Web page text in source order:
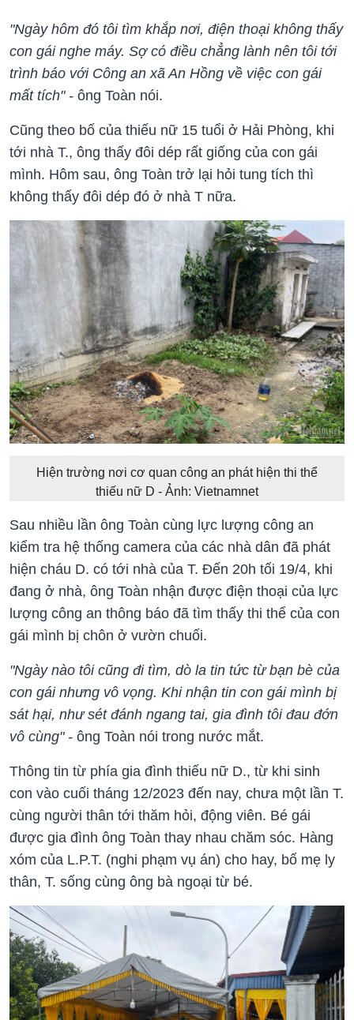
"Ngày hôm đó tôi tìm khắp nơi, điện thoại không thấy
con gái nghe máy. Sợ có điều chẳng lành nên tôi tới
trình báo với Công an xã An Hồng về việc con gái
mất tích" - ông Toàn nói.
Cũng theo bố của thiếu nữ 15 tuổi ở Hải Phòng, khi
tới nhà T., ông thấy đôi dép rất giống của con gái
mình. Hôm sau, ông Toàn trở lại hỏi tung tích thì
không thấy đôi dép đó ở nhà T nữa.
Hiện trường nơi cơ quan công an phát hiện thi thể
thiếu nữ D - Ảnh: Vietnamnet
Sau nhiều lần ông Toàn cùng lực lượng công an
kiểm tra hệ thống camera của các nhà dân đã phát
hiện cháu D. có tới nhà của T. Đến 20h tối 19/4, khi
đang ở nhà, ông Toàn nhận được điện thoại của lực
lượng công an thông báo đã tìm thấy thi thể của con
gái mình bị chôn ở vườn chuối.
"Ngày nào tôi cũng đi tìm, dò la tin tức từ bạn bè của
con gái nhưng vô vọng. Khi nhận tin con gái mình bị
sát hại, như sét đánh ngang tai, gia đình tôi đau đớn
vô cùng" - ông Toàn nói trong nước mắt.
Thông tin từ phía gia đình thiếu nữ D., từ khi sinh
con vào cuối tháng 12/2023 đến nay, chưa một lần T.
cùng người thân tới thăm hỏi, động viên. Bé gái
được gia đình ông Toàn thay nhau chăm sóc. Hàng
xóm của L.P.T. (nghi phạm vụ án) cho hay, bố mẹ ly
thân, T. sống cùng ông bà ngoại từ bé.